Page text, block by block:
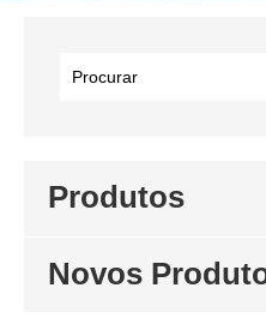
Produtos
Novos